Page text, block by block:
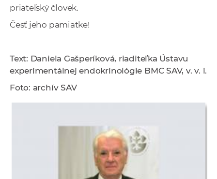
priateľský človek.
Česť jeho pamiatke!
Text: Daniela Gašperíková, riaditeľka Ústavu
experimentálnej endokrinológie BMC SAV, v. v. i.
Foto: archív SAV